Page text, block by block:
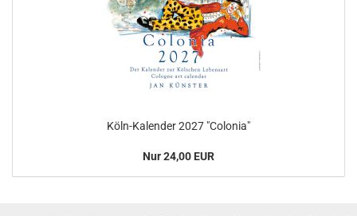
Köln-Kalender 2027 "Colonia"
Nur 24,00 EUR